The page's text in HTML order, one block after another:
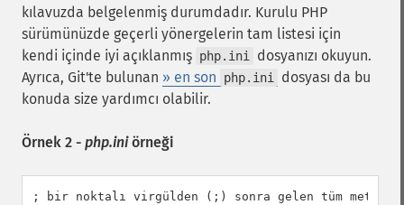
kılavuzda belgelenmiş durumdadır. Kurulu PHP
sürümünüzde geçerli yönergelerin tam listesi için
kendi içinde iyi açıklanmış php.ini
dosyanızı okuyun.
Ayrıca, Git'te bulunan » en son php.ini
dosyası da bu
konuda size yardımcı olabilir.
Örnek 2 - php.iniörneği
; bir noktalı virgülden (;) sonra gelen tüm metin